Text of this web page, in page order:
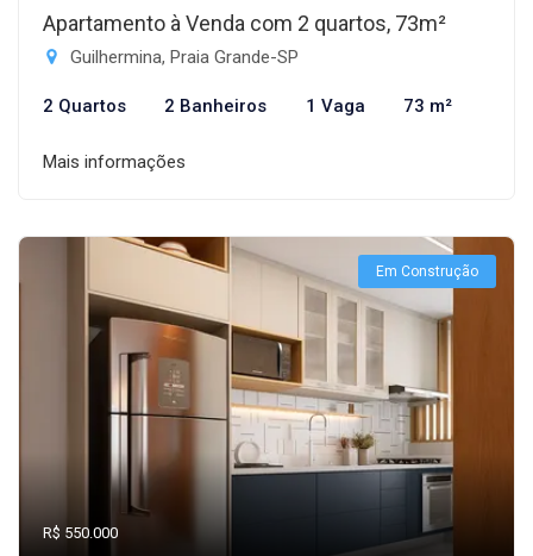
Apartamento à Venda com 2 quartos, 73m²
Guilhermina, Praia Grande-SP
2 Quartos 2 Banheiros 1 Vaga 73 m²
Mais informações
Em Construção
R$ 550.000